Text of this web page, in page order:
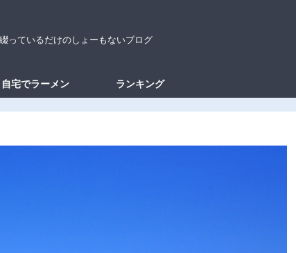
っているだけのしょーもないブログ
自宅でラーメン ランキング